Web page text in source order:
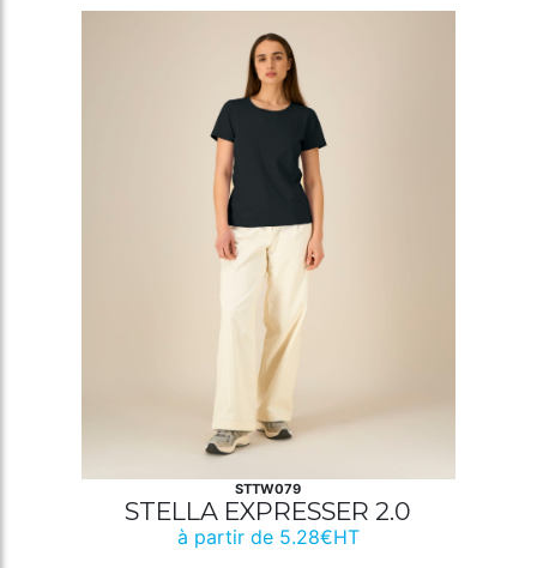
STTW079
STELLA EXPRESSER 2.0
à partir de 5.28€HT